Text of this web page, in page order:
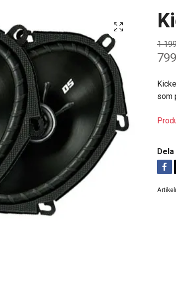
1
som
Dela